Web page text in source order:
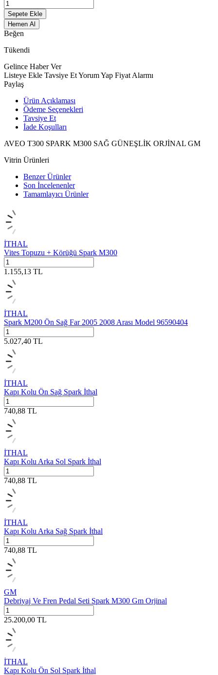
Sepete Ekle
Hemen Al
Beğen
Tükendi
Gelince Haber Ver
Listeye Ekle Tavsiye EtYorum Yap Fiyat Alarmı
Paylaş
Ürün Açıklaması
Ödeme Seçenekleri
Tavsiye Et
İade Koşulları
AVEO T300 SPARK M300 SAĞ GÜNEŞLİK ORJİNAL GM
Vitrin Ürünleri
Benzer Ürünler
Son İncelenenler
Tamamlayıcı Ürünler
İTHAL
Vites Topuzu + Körüğü Spark M300
1.155,13 TL
İTHAL
Spark M200 Ön Sağ Far 2005 2008 Arası Model 96590404
5.027,40 TL
İTHAL
Kapı Kolu Ön Sağ Spark İthal
740,88 TL
İTHAL
Kapı Kolu Arka Sol Spark İthal
740,88 TL
İTHAL
Kapı Kolu Arka Sağ Spark İthal
740,88 TL
GM
Debriyaj Ve Fren Pedal Seti Spark M300 Gm Orjinal
25.200,00 TL
İTHAL
Kapı Kolu Ön Sol Spark İthal